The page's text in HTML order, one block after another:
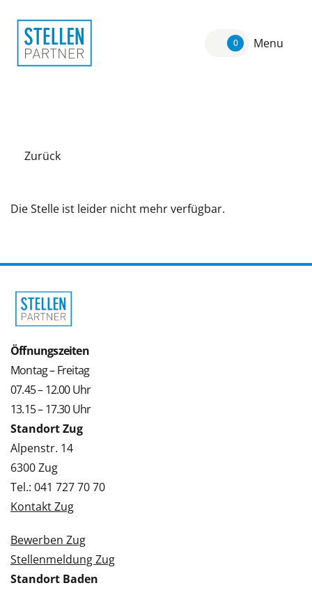
0 Menu
Zurück
Die Stelle ist leider nicht mehr verfügbar.
Öffnungszeiten
Montag – Freitag
07.45 – 12.00 Uhr
13.15 – 17.30 Uhr
Standort Zug
Alpenstr. 14
6300 Zug
Tel.: 041 727 70 70
Kontakt Zug
Bewerben Zug
Stellenmeldung Zug
Standort Baden